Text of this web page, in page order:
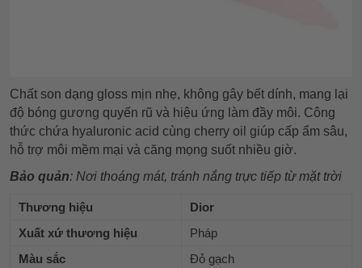
Chất son dạng gloss mịn nhẹ, không gây bết dính, mang lại
độ bóng gương quyến rũ và hiệu ứng làm đầy môi. Công
thức chứa hyaluronic acid cùng cherry oil giúp cấp ẩm sâu,
hỗ trợ môi mềm mại và căng mọng suốt nhiều giờ.
Bảo quản: Nơi thoáng mát, tránh nắng trực tiếp từ mặt trời
Thương hiệu
Dior
Xuất xứ thương hiệu
Pháp
Màu sắc
Đỏ gạch